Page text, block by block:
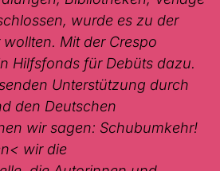
wurde es zu der
wollten. Mit der Crespo
Hilfsfonds für Debüts dazu.
Unterstützung durch
den Deutschen
wir sagen: Schubumkehr!
wir die